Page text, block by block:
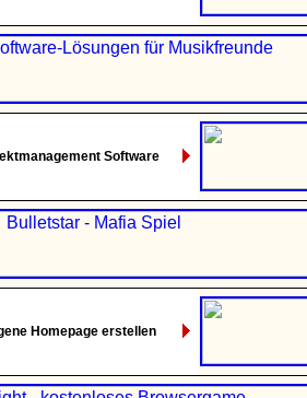
Software
Homepage erstellen